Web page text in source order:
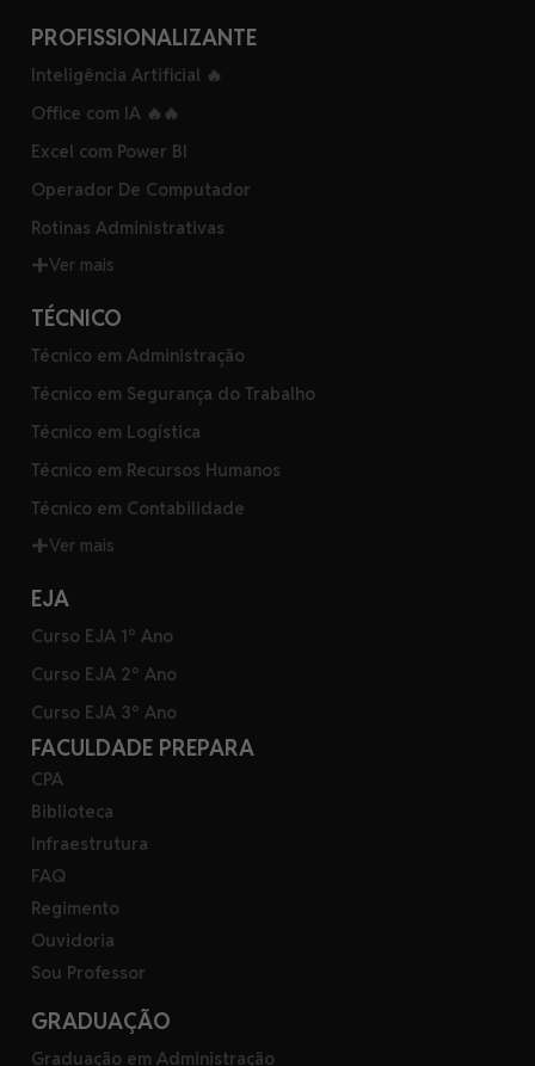
PROFISSIONALIZANTE
Inteligência Artificial 🔥
Office com IA 🔥🔥
Excel com Power BI
Operador De Computador
Rotinas Administrativas
Ver mais
TÉCNICO
Técnico em Administração
Técnico em Segurança do Trabalho
Técnico em Logística
Técnico em Recursos Humanos
Técnico em Contabilidade
Ver mais
EJA
Curso EJA 1º Ano
Curso EJA 2º Ano
Curso EJA 3º Ano
FACULDADE PREPARA
CPA
Biblioteca
Infraestrutura
FAQ
Regimento
Ouvidoria
Sou Professor
GRADUAÇÃO
Graduação em Administração